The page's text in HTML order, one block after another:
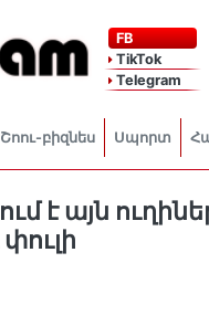
FB
TikTok
Telegram
Շոու-բիզնես Սպորտ
է այն